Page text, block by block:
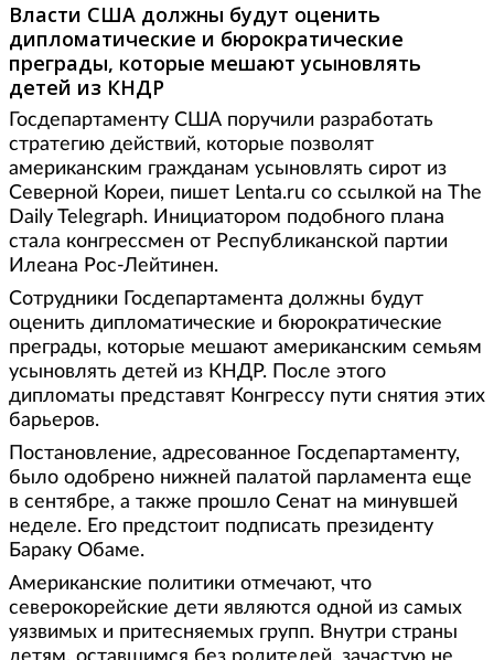
Власти США должны будут оценить
дипломатические и бюрократические
преграды, которые мешают усыновлять
детей из КНДР
Госдепартаменту США поручили разработать
стратегию действий, которые позволят
американским гражданам усыновлять сирот из
Северной Кореи, пишет Lenta.ru со ссылкой на The
Daily Telegraph. Инициатором подобного плана
стала конгрессмен от Республиканской партии
Илеана Рос-Лейтинен.
Сотрудники Госдепартамента должны будут
оценить дипломатические и бюрократические
преграды, которые мешают американским семьям
усыновлять детей из КНДР. После этого
дипломаты представят Конгрессу пути снятия этих
барьеров.
Постановление, адресованное Госдепартаменту,
было одобрено нижней палатой парламента еще
в сентябре, а также прошло Сенат на минувшей
неделе. Его предстоит подписать президенту
Бараку Обаме.
Американские политики отмечают, что
северокорейские дети являются одной из самых
уязвимых и притесняемых групп. Внутри страны